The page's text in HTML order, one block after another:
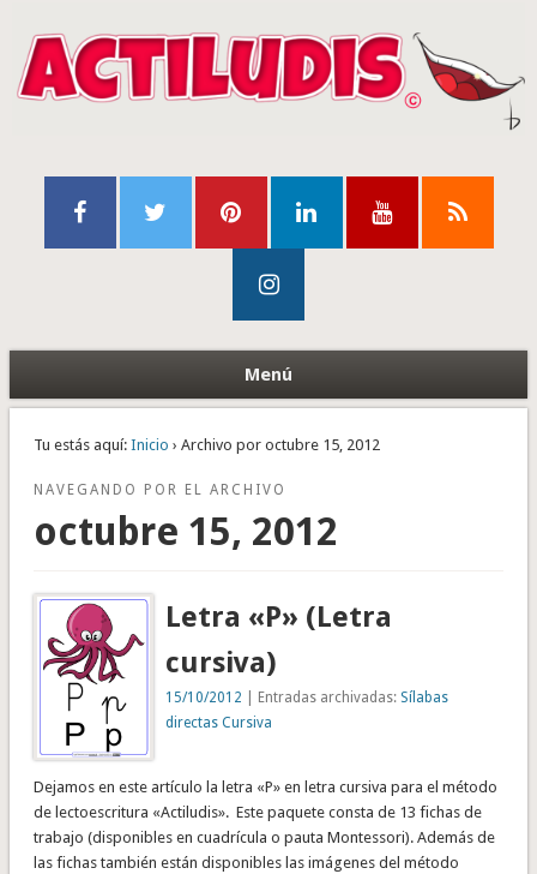
Menú
Tu estás aquí: Inicio › Archivo por octubre 15, 2012
NAVEGANDO POR EL ARCHIVO
octubre 15, 2012
Letra «P» (Letra
cursiva)
15/10/2012 | Entradas archivadas: Sílabas
directas Cursiva
Dejamos en este artículo la letra «P» en letra cursiva para el método
de lectoescritura «Actiludis». Este paquete consta de 13 fichas de
trabajo (disponibles en cuadrícula o pauta Montessori). Además de
las fichas también están disponibles las imágenes del método